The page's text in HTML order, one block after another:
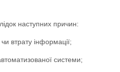
наступних причин:
втрату інформації;
системи;